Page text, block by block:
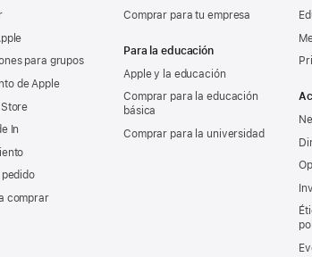
para grupos
de Apple
In
pedido
comprar
Comprar para tu empresa
Para la educación
Apple y la educación
Comprar para la educación
básica
Comprar para la universidad